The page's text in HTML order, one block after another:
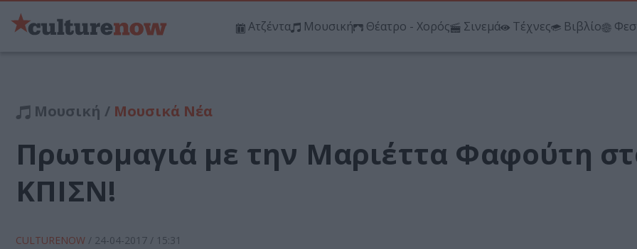
Ατζέντα Μουσική Θέατρο - Χορός Σινεμά Τέχνες Βιβλίο
Μουσική / Μουσικά Νέα
Πρωτομαγιά με την Μαριέττα Φαφούτη
ΚΠΙΣΝ!
CULTURENOW / 24-04-2017 / 15:31